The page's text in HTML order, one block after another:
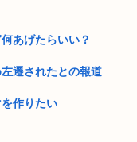
あげたらいい？
遷されたとの報道
作りたい